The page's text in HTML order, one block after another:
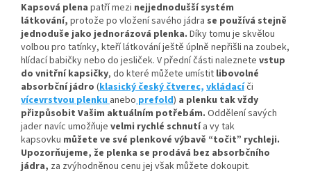
Kapsová plena patří mezi nejjednodušší systém
látkování, protože po vložení savého jádra se používá stejně
jednoduše jako jednorázová plenka. Díky tomu je skvělou
volbou pro tatínky, kteří látkování ještě úplně nepřišli na zoubek,
hlídací babičky nebo do jesliček. V přední části naleznete vstup
do vnitřní kapsičky, do které můžete umístit libovolné
absorbčníjádro (klasický český čtverec, vkládacíči
vícevrstvou plenkuaneboprefold) a plenku tak vždy
přizpůsobit Vašim aktuálním potřebám. Oddělení savých
jader navíc umožňuje velmi rychlé schnutía vy tak
kapsovku můžete ve své plenkové výbavě “točit” rychleji.
Upozorňujeme, že plenka se prodává bez absorbčního
jádra, za zvýhodněnou cenu jej však můžete dokoupit.